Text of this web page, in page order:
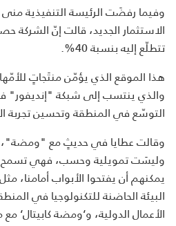
وفيما رفضَت الرئيسة التنفيذية
الاستثمار الجديد، قالت إنّ الشركة
تتطلّع إليه بنسبة 40%.
هذا الموقع الذي يؤمّن منتَجاتٍ
والذي ينتسب إلى شبكة
التوسّع في المنطقة وتحسين تجربة
وقالت عطايا في حديثٍ مع "ومضة"،
وليسَت تمويلية وحسب، فهي تسمح
البيئة الحاضنة للتكنولوجيا في
الأعمال الدولية، و‘ومضة كابيتال‘